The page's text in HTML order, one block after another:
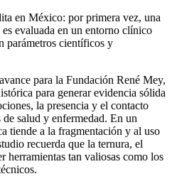
en México: por primera vez, una
evaluada en un entorno clínico
parámetros científicos y
para la Fundación René Mey,
para generar evidencia sólida
la presencia y el contacto
salud y enfermedad. En un
tiende a la fragmentación y al uso
recuerda que la ternura, el
herramientas tan valiosas como los